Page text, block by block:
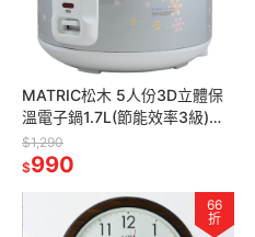
MATRIC松木 5人份3D立體保
溫電子鍋1.7L(節能效率3級)
MG-RC0311
$1,290
$990
66
折